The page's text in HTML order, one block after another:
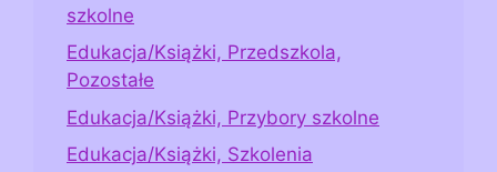
szkolne
Edukacja/Książki, Przedszkola,
Pozostałe
Edukacja/Książki, Przybory szkolne
Edukacja/Książki, Szkolenia